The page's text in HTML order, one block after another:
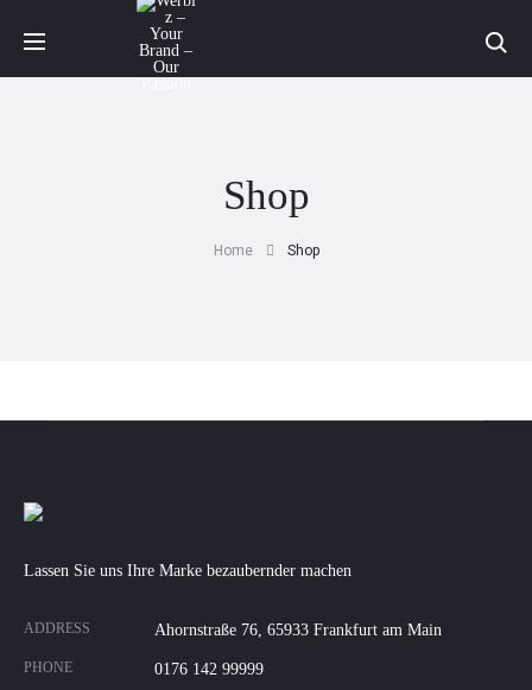
Shop
Home Shop
Lassen Sie uns Ihre Marke bezaubernder machen
ADDRESS Ahornstraße 76, 65933 Frankfurt am Main
PHONE 0176 142 99999